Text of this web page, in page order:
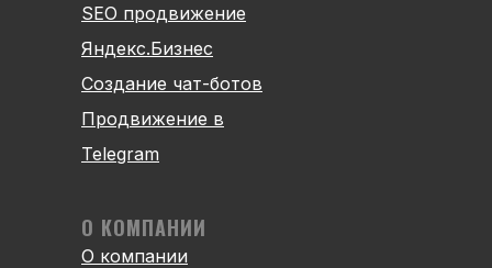
SEO продвижение
Яндекс.Бизнес
Создание чат-ботов
Продвижение в
Telegram
О КОМПАНИИ
О компании